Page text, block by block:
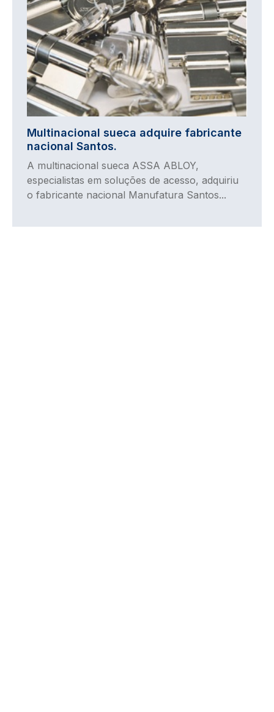
Multinacional sueca adquire fabricante
nacional Santos.
A multinacional sueca ASSA ABLOY,
especialistas em soluções de acesso, adquiriu
o fabricante nacional Manufatura Santos...